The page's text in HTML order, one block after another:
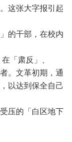
这张大字报引起
的干部，在校内
「肃反」、
。文革初期，通
以达到保全自己
压的「白区地下